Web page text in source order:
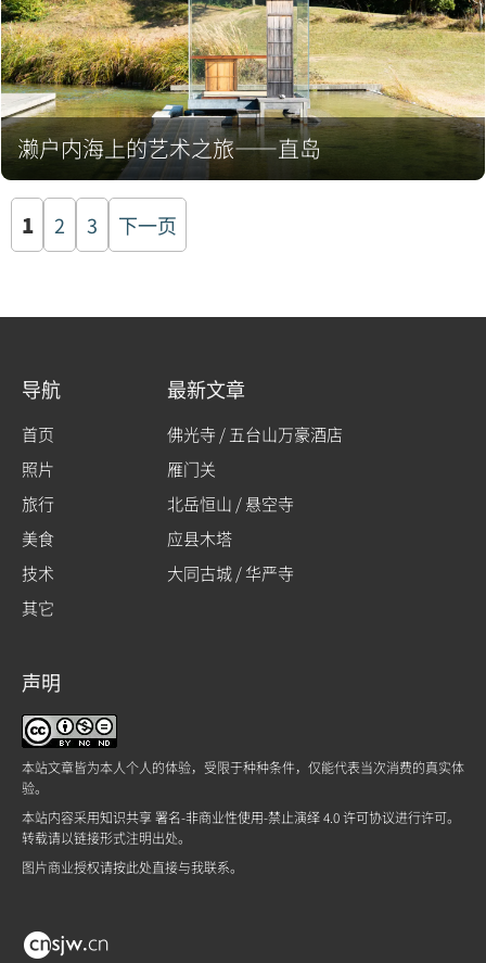
濑户内海上的艺术之旅——直岛
文
章
页
1 2 3 下一页
导航
首页
照片
旅行
美食
技术
其它
最新文章
佛光寺 / 五台山万豪酒店
雁门关
北岳恒山 / 悬空寺
应县木塔
大同古城 / 华严寺
声明
本站文章皆为本人个人的体验，受限于种种条件，仅能代表当次消费的真实体
验。
本站内容采用知识共享 署名-非商业性使用-禁止演绎 4.0 许可协议进行许可。
转载请以链接形式注明出处。
图片商业授权请按此处直接与我联系。